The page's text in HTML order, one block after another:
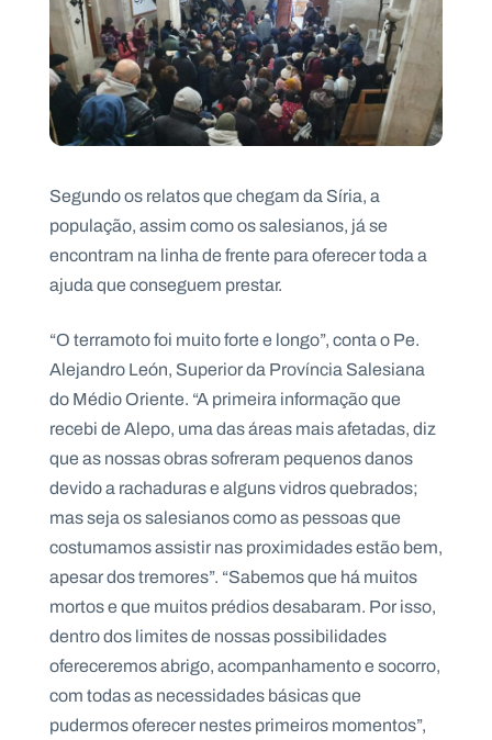
Segundo os relatos que chegam da Síria, a
população, assim como os salesianos, já se
encontram na linha de frente para oferecer toda a
ajuda que conseguem prestar.
“O terramoto foi muito forte e longo”, conta o Pe.
Alejandro León, Superior da Província Salesiana
do Médio Oriente. “A primeira informação que
recebi de Alepo, uma das áreas mais afetadas, diz
que as nossas obras sofreram pequenos danos
devido a rachaduras e alguns vidros quebrados;
mas seja os salesianos como as pessoas que
costumamos assistir nas proximidades estão bem,
apesar dos tremores”. “Sabemos que há muitos
mortos e que muitos prédios desabaram. Por isso,
dentro dos limites de nossas possibilidades
ofereceremos abrigo, acompanhamento e socorro,
com todas as necessidades básicas que
pudermos oferecer nestes primeiros momentos”,
A
g
e
n
d
a
o
n
t
a
c
t
o
s
N
e
w
l
e
tt